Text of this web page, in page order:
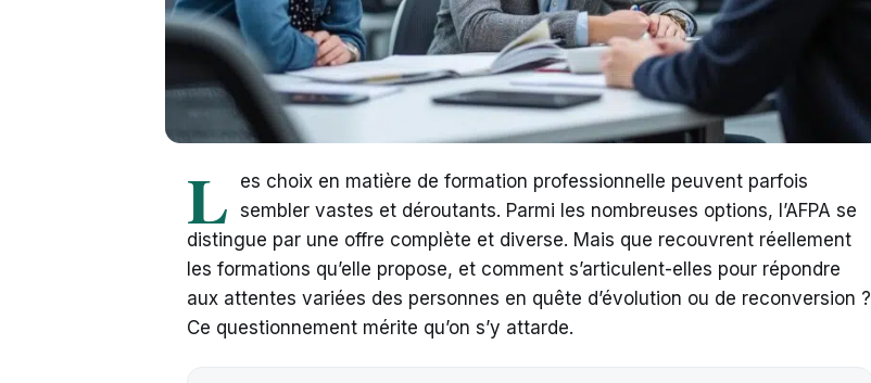
L
es choix en matière de formation professionnelle peuvent parfois
sembler vastes et déroutants. Parmi les nombreuses options, l’AFPA se
distingue par une offre complète et diverse. Mais que recouvrent réellement
les formations qu’elle propose, et comment s’articulent-elles pour répondre
aux attentes variées des personnes en quête d’évolution ou de reconversion ?
Ce questionnement mérite qu’on s’y attarde.